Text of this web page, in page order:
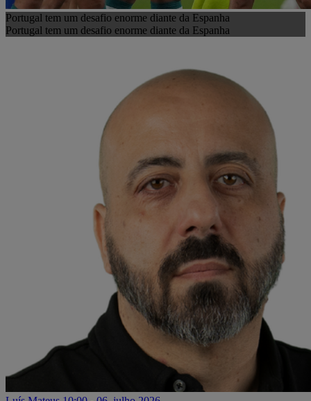
Portugal tem um desafio enorme diante da Espanha
Portugal tem um desafio enorme diante da Espanha